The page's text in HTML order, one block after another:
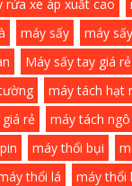
rửa xe áp xuất cao
máy sấy
máy
Máy sấy tay giá rẻ
máy tách hạt
rẻ
máy tách ngô
máy thổi bụi
thổi lá
máy thổi